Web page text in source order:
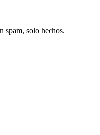
spam, solo hechos.